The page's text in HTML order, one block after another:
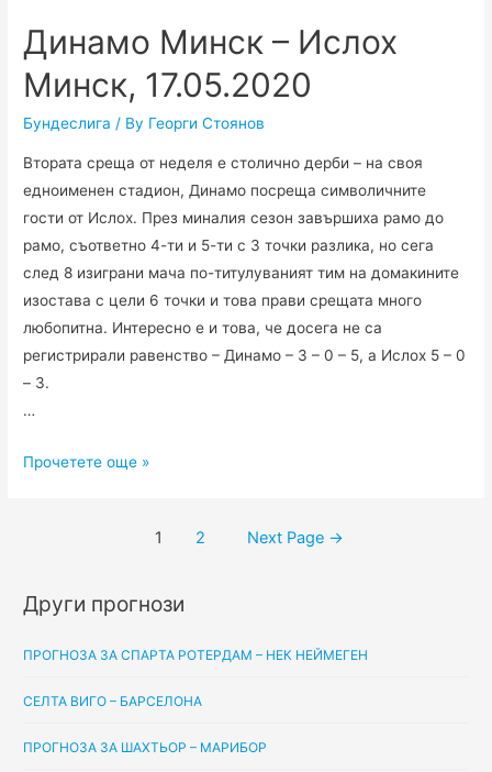
22.05.2020
Динамо Минск – Ислох
Минск, 17.05.2020
Бундеслига / By Георги Стоянов
Втората среща от неделя е столично дерби – на своя
едноименен стадион, Динамо посреща символичните
гости от Ислох. През миналия сезон завършиха рамо до
рамо, съответно 4-ти и 5-ти с 3 точки разлика, но сега
след 8 изиграни мача по-титулуваният тим на домакините
изостава с цели 6 точки и това прави срещата много
любопитна. Интересно е и това, че досега не са
регистрирали равенство – Динамо – 3 – 0 – 5, а Ислох 5 – 0
– 3.
…
Динамо
17.05.2020
Прочетете още »
публикациите
на
страници
1 2 Next Page →
Други прогнози
ПРОГНОЗА ЗА СПАРТА РОТЕРДАМ – НЕК НЕЙМЕГЕН
СЕЛТА ВИГО – БАРСЕЛОНА
ПРОГНОЗА ЗА ШАХТЬОР – МАРИБОР